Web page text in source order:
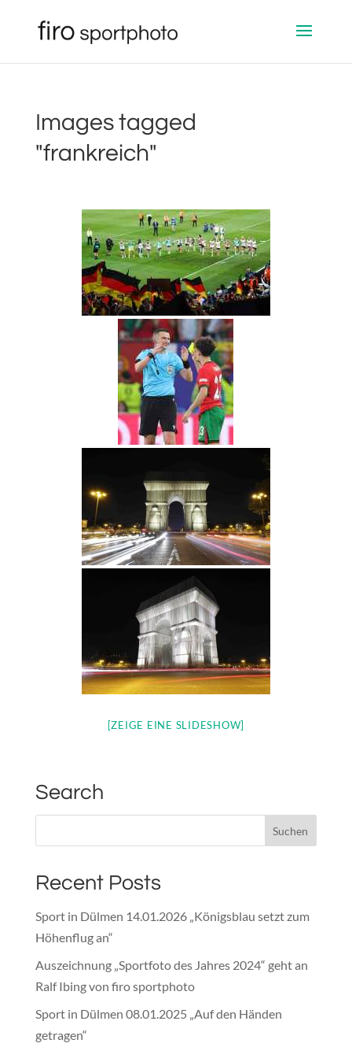
Images tagged
"frankreich"
[ZEIGE EINE SLIDESHOW]
Search
Recent Posts
Sport in Dülmen 14.01.2026 „Königsblau setzt zum
Höhenflug an“
Auszeichnung „Sportfoto des Jahres 2024“ geht an
Ralf Ibing von firo sportphoto
Sport in Dülmen 08.01.2025 „Auf den Händen
getragen“